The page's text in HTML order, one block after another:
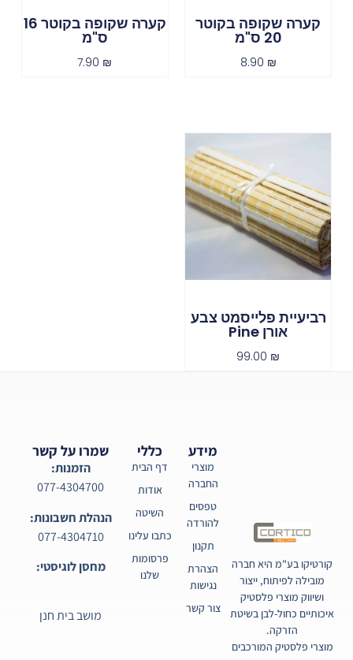
קערה שקופה בקוטר
20 ס"מ
8.90 ₪
קערה שקופה בקוטר 16
ס"מ
7.90 ₪
רביעיית פלייסמט צבע
אורן Pine
99.00 ₪
קורטיקו בע"מ היא חברה
מובילה לפיתוח, ייצור
ושיווק מוצרי פלסטיק
איכותיים כחול-לבן בשיטת
הזרקה.
מוצרי פלסטיק המורכבים
כללי
דף הבית
אודות
השיטה
כתבו עלינו
פרסומות
שלנו
מידע
מוצרי
החברה
טפסים
להורדה
תקנון
הצהרת
נגישות
צור קשר
שמרו על קשר
הזמנות:
077-4304700
הנהלת חשבונות:
077-4304710
מחסן לוגיסטי:
מושב בית חנן